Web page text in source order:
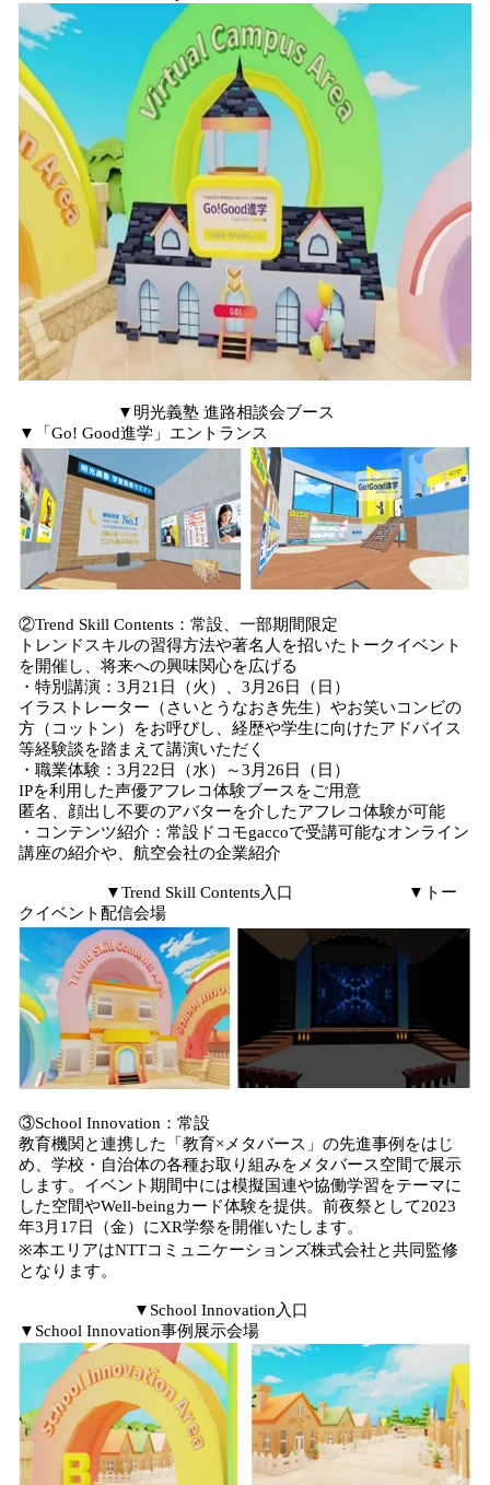
▼明光義塾 進路相談会ブース
▼「Go! Good進学」エントランス
②Trend Skill Contents：常設、一部期間限定
トレンドスキルの習得方法や著名人を招いたトークイベント
を開催し、将来への興味関心を広げる
・特別講演：3月21日（火）、3月26日（日）
イラストレーター（さいとうなおき先生）やお笑いコンビの
方（コットン）をお呼びし、経歴や学生に向けたアドバイス
等経験談を踏まえて講演いただく
・職業体験：3月22日（水）～3月26日（日）
IPを利用した声優アフレコ体験ブースをご用意
匿名、顔出し不要のアバターを介したアフレコ体験が可能
・コンテンツ紹介：常設ドコモgaccoで受講可能なオンライン
講座の紹介や、航空会社の企業紹介
▼Trend Skill Contents入口 ▼トー
クイベント配信会場
③School Innovation：常設
教育機関と連携した「教育×メタバース」の先進事例をはじ
め、学校・自治体の各種お取り組みをメタバース空間で展示
します。イベント期間中には模擬国連や協働学習をテーマに
した空間やWell-beingカード体験を提供。前夜祭として2023
年3月17日（金）にXR学祭を開催いたします。
※本エリアはNTTコミュニケーションズ株式会社と共同監修
となります。
▼School Innovation入口
▼School Innovation事例展示会場